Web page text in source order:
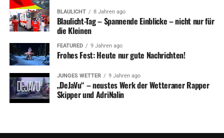
BLAULICHT 8 Jahren ago
Blaulicht-Tag – Spannende Einblicke – nicht nur für
die Kleinen
FEATURED 9 Jahren ago
Frohes Fest: Heute nur gute Nachrichten!
JUNGES WETTER 9 Jahren ago
„DeJaVu“ – neustes Werk der Wetteraner Rapper
Skipper und AdriNalin